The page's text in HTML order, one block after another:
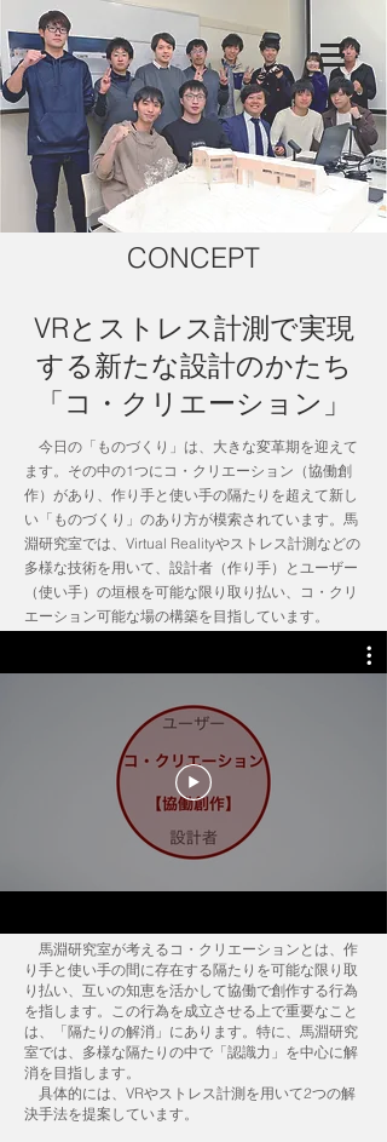
CONCEPT
VRとストレス計測で実現
する新たな設計のかたち
「コ・クリエーション」
今日の「ものづくり」は、大きな変革期を迎えて
ます。その中の1つにコ・クリエーション（協働創
作）があり、作り手と使い手の隔たりを超えて新し
い「ものづくり」のあり方が模索されています。馬
淵研究室では、Virtual Realityやストレス計測などの
多様な技術を用いて、設計者（作り手）とユーザー
（使い手）の垣根を可能な限り取り払い、コ・クリ
エーション可能な場の構築を目指しています。
馬淵研究室が考えるコ・クリエーションとは、作
り手と使い手の間に存在する隔たりを可能な限り取
り払い、互いの知恵を活かして協働で創作する行為
を指します。この行為を成立させる上で重要なこと
は、「隔たりの解消」にあります。特に、馬淵研究
室では、多様な隔たりの中で「認識力」を中心に解
消を目指します。
具体的には、VRやストレス計測を用いて2つの解
決手法を提案しています。